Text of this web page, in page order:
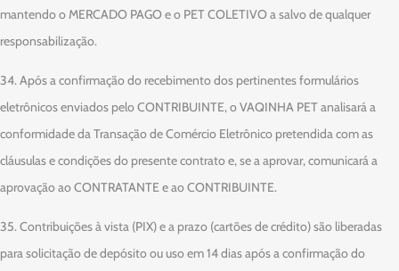
mantendo o MERCADO PAGO e o PET COLETIVO a salvo de qualquer
responsabilização.
34. Após a confirmação do recebimento dos pertinentes formulários
eletrônicos enviados pelo CONTRIBUINTE, o VAQINHA PET analisará a
conformidade da Transação de Comércio Eletrônico pretendida com as
cláusulas e condições do presente contrato e, se a aprovar, comunicará a
aprovação ao CONTRATANTE e ao CONTRIBUINTE.
35. Contribuições à vista (PIX) e a prazo (cartões de crédito) são liberadas
para solicitação de depósito ou uso em 14 dias após a confirmação do